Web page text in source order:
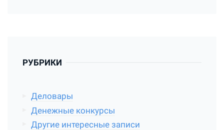
РУБРИКИ
Деловары
Денежные конкурсы
Другие интересные записи